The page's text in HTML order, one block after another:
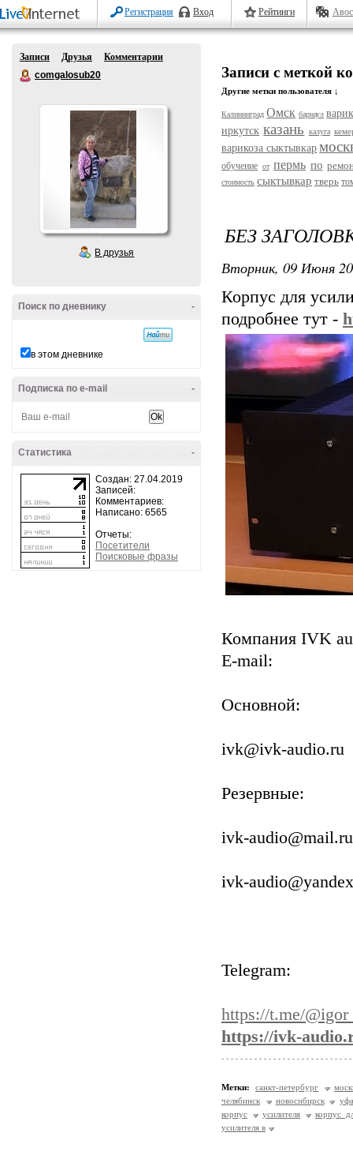
Регистрация Вход Рейтинги
Записи Друзья
Комментарии
comgalosub20
В друзья
-
Поиск по дневнику
в этом дневнике
-
Подписка по e-mail
-
Статистика
Создан: 27.04.2019
Записей:
Комментариев:
Написано: 6565
Отчеты:
Посетители
Поисковые фразы
Записи с меткой
Другие метки пользователя ↓
Калининград Омск барнаул
иркутск казань калуга
варикоза сыктывкар
обучение от пермь по
стоимость сыктывкар тверь
БЕЗ
Вторник, 09 Июня
Корпус для
подробнее тут -
Компания IVK
E-mail:
Основной:
ivk@ivk-audio.ru
Резервные:
ivk-
ivk-
Telegram:
https://t.me/
https://ivk-
Метки: санкт-петербург
челябинск
новосибирск
корпус
усилителя
корпус
усилителя в